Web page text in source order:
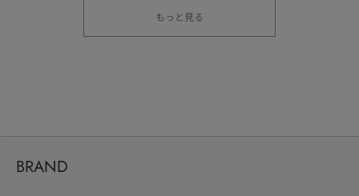
もっと見る
BRAND